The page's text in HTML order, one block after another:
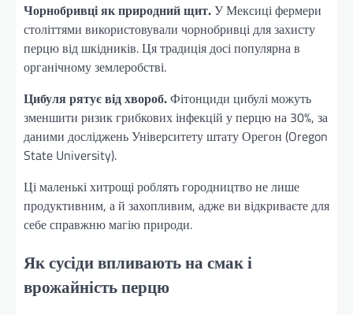
Чорнобривці як природний щит.У Мексиці фермери
століттями використовували чорнобривці для захисту
перцю від шкідників. Ця традиція досі популярна в
органічному землеробстві.
Цибуля рятує від хвороб.Фітонциди цибулі можуть
зменшити ризик грибкових інфекцій у перцю на 30%, за
даними досліджень Університету штату Орегон (Oregon
State University).
Ці маленькі хитрощі роблять городництво не лише
продуктивним, а й захопливим, адже ви відкриваєте для
себе справжню магію природи.
Як сусіди впливають на смак і
врожайність перцю